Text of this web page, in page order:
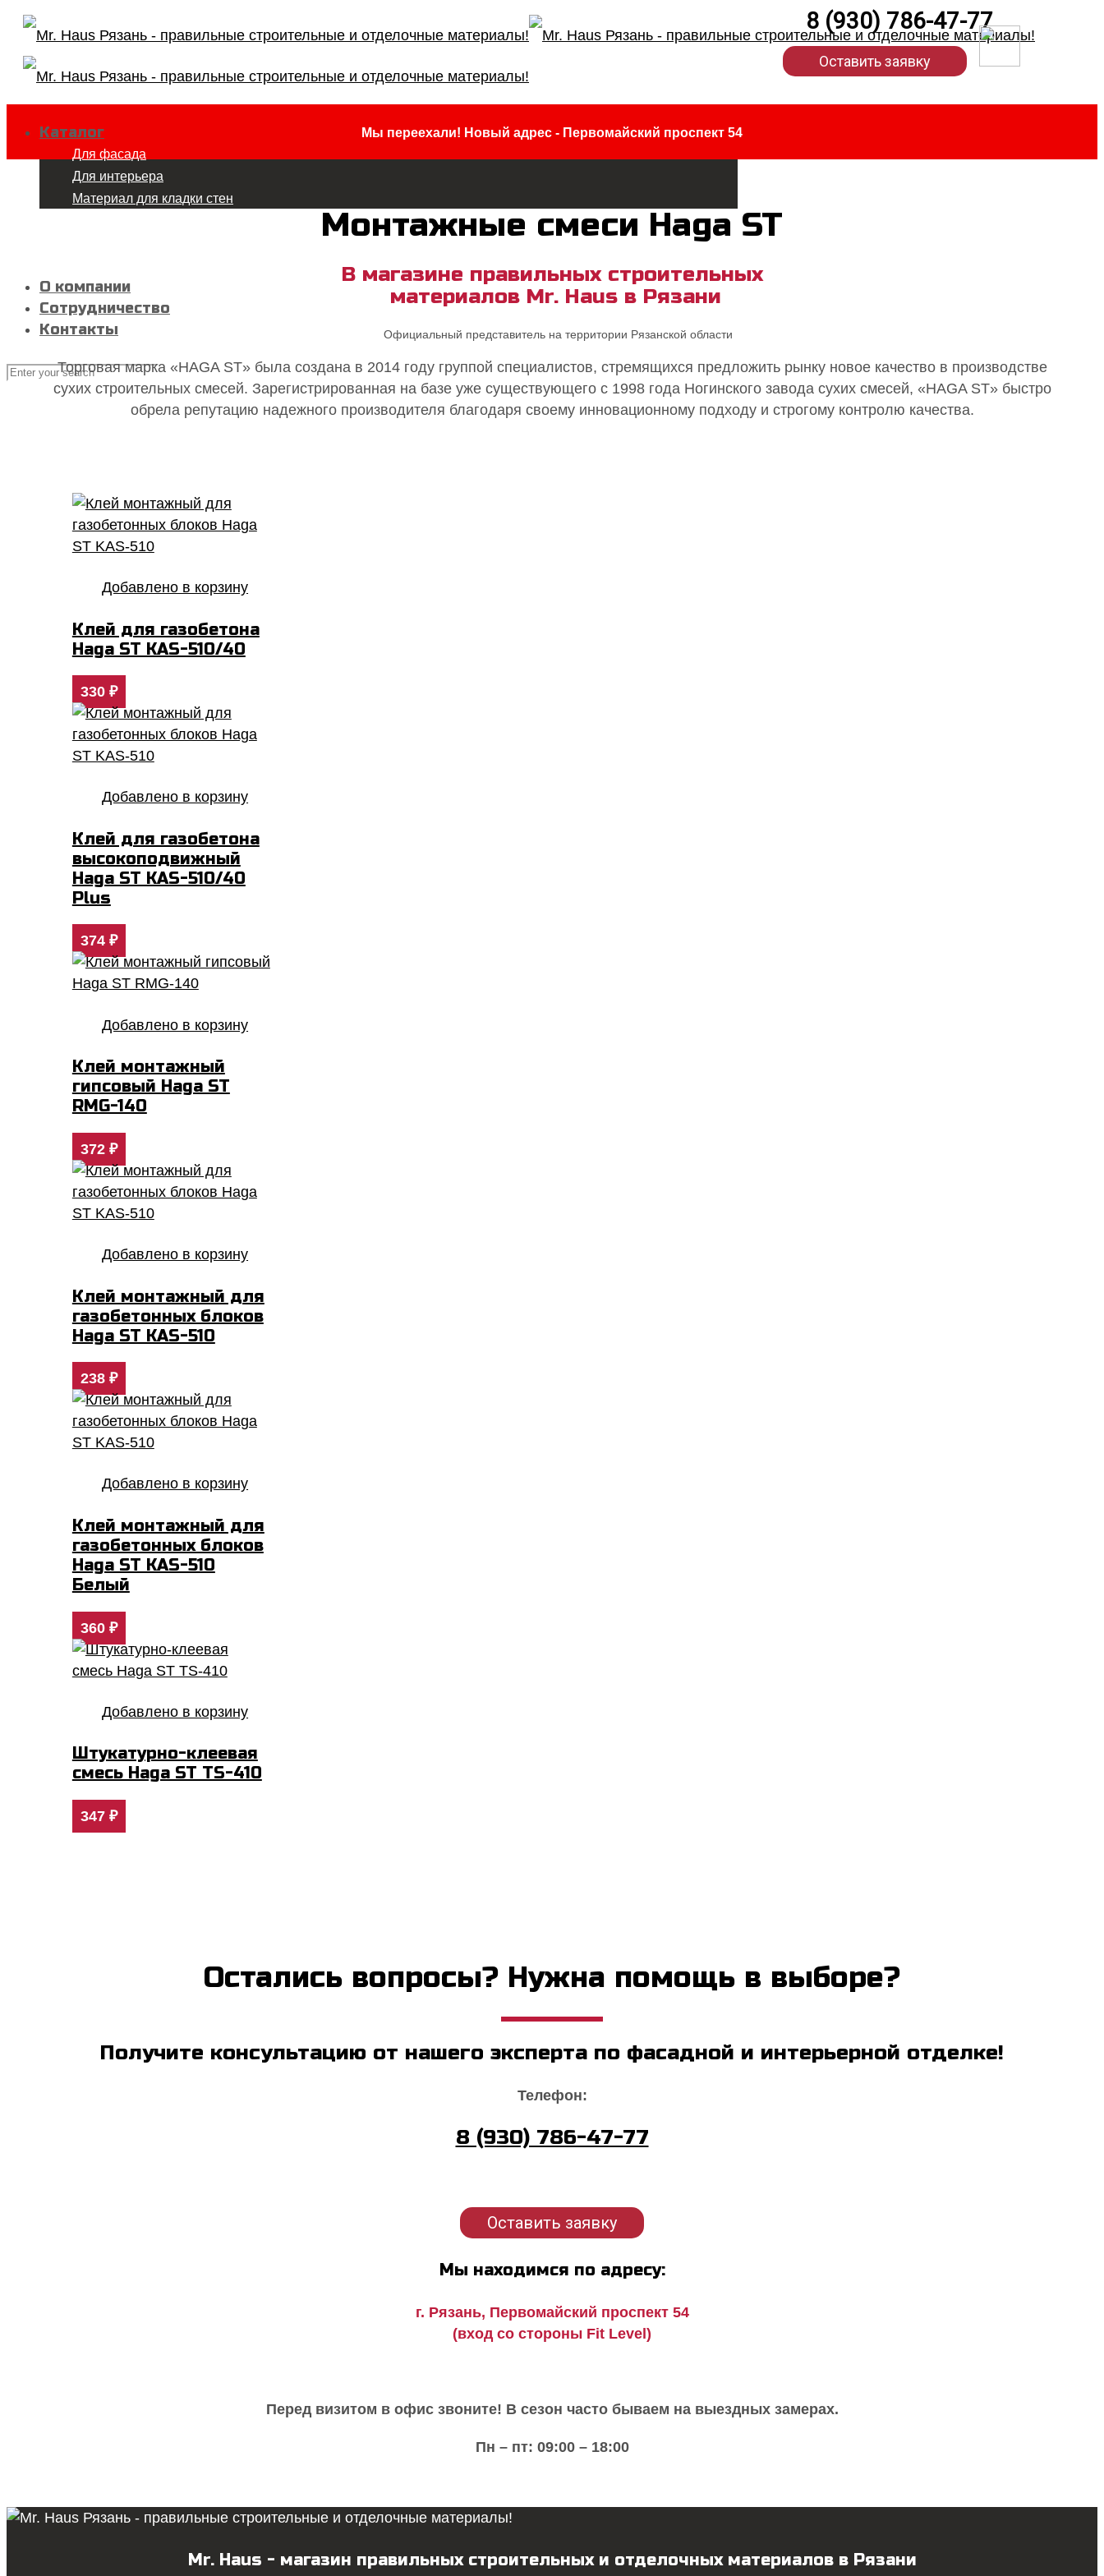
Каталог
Для фасада
Для интерьера
Материал для кладки стен
О компании
Сотрудничество
Контакты
8 (930) 786-47-77
Оставить заявку
Мы переехали! Новый адрес - Первомайский проспект 54
Монтажные смеси Haga ST
В магазине правильных строительных
материалов Mr. Haus в Рязани
Официальный представитель на территории Рязанской области
Торговая марка «HAGA ST» была создана в 2014 году группой специалистов, стремящихся предложить рынку новое качество в производстве
сухих строительных смесей. Зарегистрированная на базе уже существующего с 1998 года Ногинского завода сухих смесей, «HAGA ST» быстро
обрела репутацию надежного производителя благодаря своему инновационному подходу и строгому контролю качества.
Добавлено в корзину
Клей для газобетона
Haga ST KAS-510/40
330 ₽
Добавлено в корзину
Клей для газобетона
высокоподвижный
Haga ST KAS-510/40
Plus
374 ₽
Добавлено в корзину
Клей монтажный
гипсовый Haga ST
RMG-140
372 ₽
Добавлено в корзину
Клей монтажный для
газобетонных блоков
Haga ST KAS-510
238 ₽
Добавлено в корзину
Клей монтажный для
газобетонных блоков
Haga ST KAS-510
Белый
360 ₽
Добавлено в корзину
Штукатурно-клеевая
смесь Haga ST TS-410
347 ₽
Остались вопросы? Нужна помощь в выборе?
Получите консультацию от нашего эксперта по фасадной и интерьерной отделке!
Телефон:
8 (930) 786-47-77
Оставить заявку
Мы находимся по адресу:
г. Рязань, Первомайский проспект 54
(вход со стороны Fit Level)
Перед визитом в офис звоните! В сезон часто бываем на выездных замерах.
Пн – пт: 09:00 – 18:00
Mr. Haus - магазин правильных строительных и отделочных материалов в Рязани